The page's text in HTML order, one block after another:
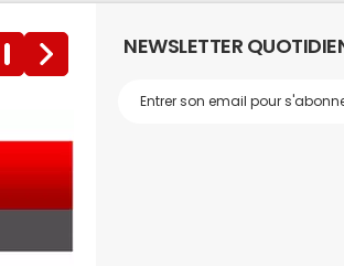
NEWSLETTER